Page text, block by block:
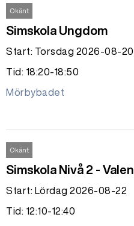
Okänt
Simskola Ungdom
Start: Torsdag 2026-08-20
Tid: 18:20-18:50
Mörbybadet
Okänt
Simskola Nivå 2 - Valen
Start: Lördag 2026-08-22
Tid: 12:10-12:40